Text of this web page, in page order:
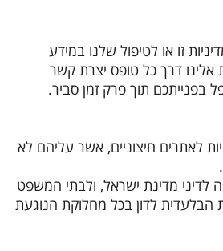
זו או לטיפול שלנו במידע
אלינו דרך כל טופס יצרת קשר
בפנייתכם תוך פרק זמן סביר.
לאתרים חיצוניים, אשר עליהם לא
לדיני מדינת ישראל, ולבתי המשפט
הבלעדית לדון בכל מחלוקת הנוגעת